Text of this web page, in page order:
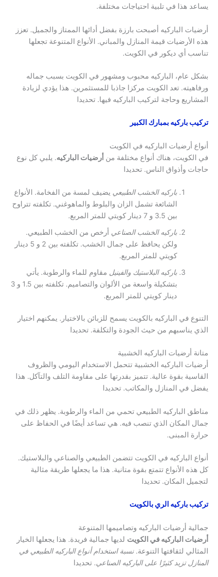
يساعد هذا في تلبية احتياجات مختلفة.
أرضيات الباركيه أصبحت بارزة بفضل أدائها الممتاز والجميل. تعزز
هذه الأرضيات قيمة المنازل والمباني. الأنواع المتنوعة تجعلها
تناسب أي ديكور في الكويت.
بشكل عام، الباركيه محبوب ومشهور في الكويت بسبب جماله
ورفاهيته. تعد الكويت مركزا جاذبا للمستثمرين. هذا يؤدي لزيادة
المشاريع وحاجة لتركيب الباركيه فيها. تحديدا
تركيب باركيه بمبارك الكبير
أنواع أرضيات الباركيه في الكويت
في الكويت، هناك أنواع مختلفة من أرضيات الباركيه. يلبي كل نوع
حاجات وأذواق الناس. تحديدا
باركيه الخشب الطبيعي يضيف لمسة من الفخامة. الأنواع
الشائعة تشمل الزان والبلوط والماهوغني. تكلفته تتراوح
بين 3.5 و 7 دينار كويتي للمتر المربع.
باركيه الخشب الصناعي أرخص من الخشب الطبيعي.
ولكن يحافظ على جمال الخشب. تكلفته بين 2 و 5 دينار
كويتي للمتر المربع.
باركيه البلاستيك والفينيل مقاوم للماء والرطوبة. يأتي
بتشكيلة واسعة من الألوان والتصاميم. تكلفته بين 1.5 و 3
دينار كويتي للمتر المربع.
التنوع في الباركيه بالكويت يسمح للزبائن بالاختيار. يمكنهم اختيار
الذي يناسبهم من حيث الجودة والتكلفة. تحديدا
متانة أرضيات الباركيه الخشبية
أرضيات الباركيه الخشبية تتحمل الاستخدام اليومي والظروف
القاسية بقوة عالية. تتميز بقدرتها على مقاومة التلف والتآكل. هذا
يفضل في المنازل والمكاتب. تحديدا
مناطق الباركيه الطبيعي تحمي من الماء والرطوبة. يظهر ذلك في
جمال المكان الذي تنصب فيه. هي تساعد أيضًا في الحفاظ على
حرارة المبنى.
أنواع الباركيه في الكويت تتضمن الطبيعي والصناعي والبلاستيك.
كل هذه الأنواع تتمتع بقوة متانية. هذا ما يجعلها طريقة مثالية
لتجميل المكان. تحديدا
تركيب باركيه الري بالكويت
جمالية أرضيات الباركيه وتصاميمها المتنوعة
أرضيات الباركيه في الكويت لديها جمالية فريدة. هذا يجعلها الخيار
المثالي لثقافتها التنوعة.نسبة استخدام أنواع الباركيه الطبيعي في
المنازل تزيد كثيرًا على الباركيه الصناعي. تحديدا